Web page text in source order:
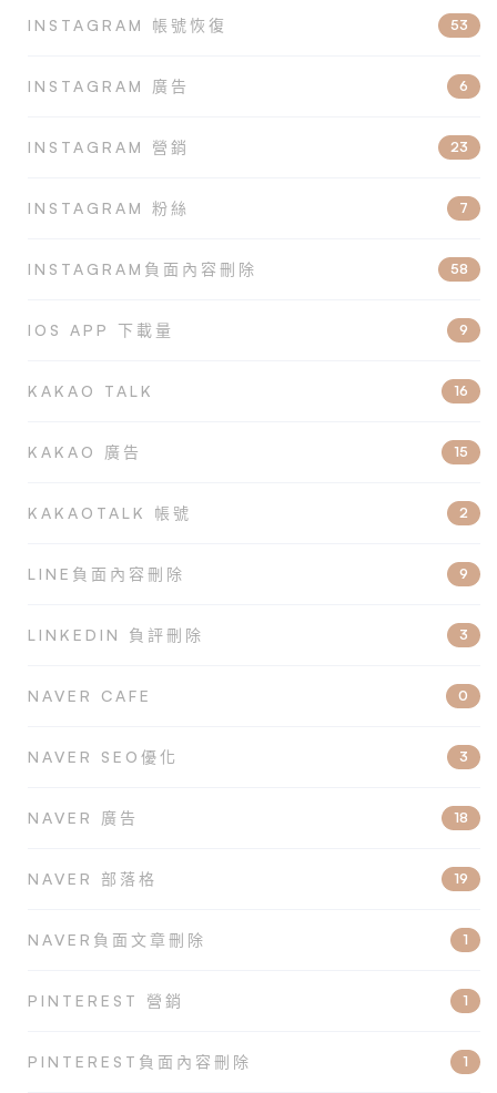
INSTAGRAM 帳號恢復 53
INSTAGRAM 廣告 6
INSTAGRAM 營銷 23
INSTAGRAM 粉絲 7
INSTAGRAM負面內容刪除 58
IOS APP 下載量 9
KAKAO TALK 16
KAKAO 廣告 15
KAKAOTALK 帳號 2
LINE負面內容刪除 9
LINKEDIN 負評刪除 3
NAVER CAFE 0
NAVER SEO優化 3
NAVER 廣告 18
NAVER 部落格 19
NAVER負面文章刪除 1
PINTEREST 營銷 1
PINTEREST負面內容刪除 1